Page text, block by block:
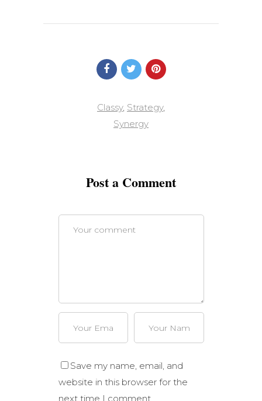
Classy, Strategy,
Synergy
Post a Comment
Save my name, email, and
website in this browser for the
next time I comment.